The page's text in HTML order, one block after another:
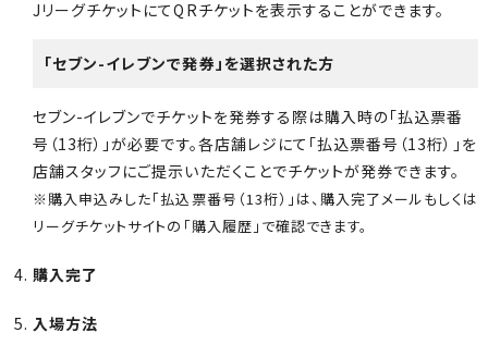
JリーグチケットにてQRチケットを表示することができます。
「セブン-イレブンで発券」を選択された方
セブン-イレブンでチケットを発券する際は購入時の「払込票番
号（13桁）」が必要です。各店舗レジにて「払込票番号（13桁）」を
店舗スタッフにご提示いただくことでチケットが発券できます。
※購入申込みした「払込票番号（13桁）」は、購入完了メールもしくは
リーグチケットサイトの「購入履歴」で確認できます。
購入完了
入場方法